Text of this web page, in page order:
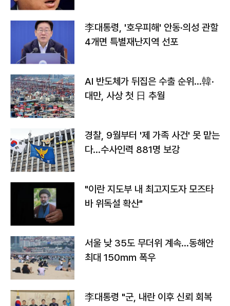
李대통령, '호우피해' 안동·의성 관할
4개면 특별재난지역 선포
AI 반도체가 뒤집은 수출 순위…韓·
대만, 사상 첫 日 추월
경찰, 9월부터 '제 가족 사건' 못 맡는
다…수사인력 881명 보강
"이란 지도부 내 최고지도자 모즈타
바 위독설 확산"
서울 낮 35도 무더위 계속…동해안
최대 150㎜ 폭우
李대통령 "군, 내란 이후 신뢰 회복